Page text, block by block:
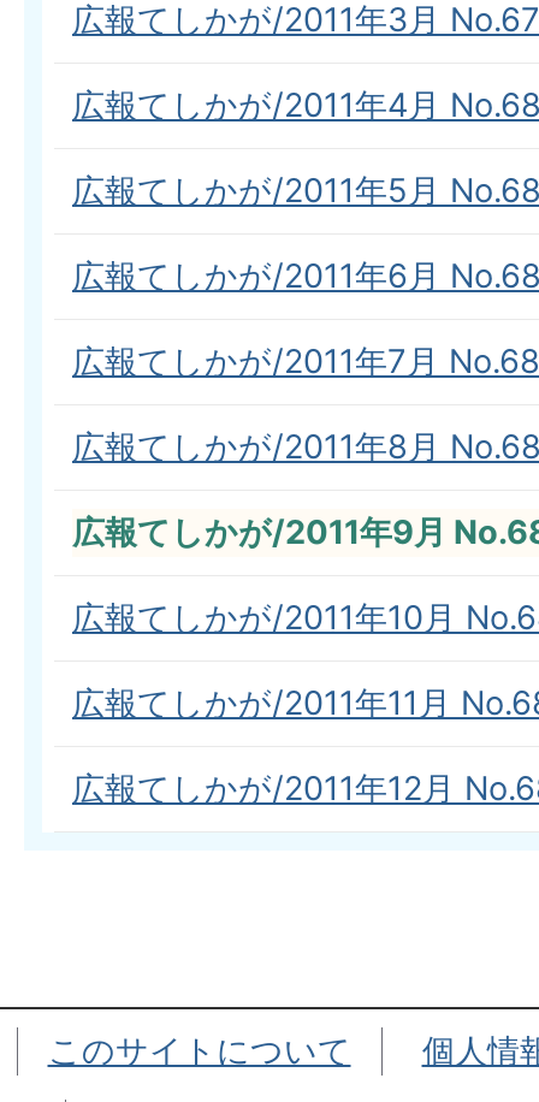
広報てしかが/2011年3月
広報てしかが/2011年4月
広報てしかが/2011年5月
広報てしかが/2011年6月
広報てしかが/2011年7月
広報てしかが/2011年8月
広報てしかが/2011年9月
広報てしかが/2011年10月
広報てしかが/2011年11月
広報てしかが/2011年12月
このサイトについて
個人情